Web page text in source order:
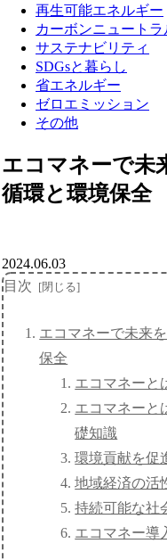
再生可能エネルギー
カーボンニュートラ
サステナビリティ
SDGsと暮らし
省エネルギー
ゼロエミッション
その他
エコマネーで未
循環と環境保全
2024.06.03
目次
エコマネーで未来
保全
エコマネーと
エコマネーと
礎知識
環境貢献を促
地域経済の活
持続可能な社
エコマネー導